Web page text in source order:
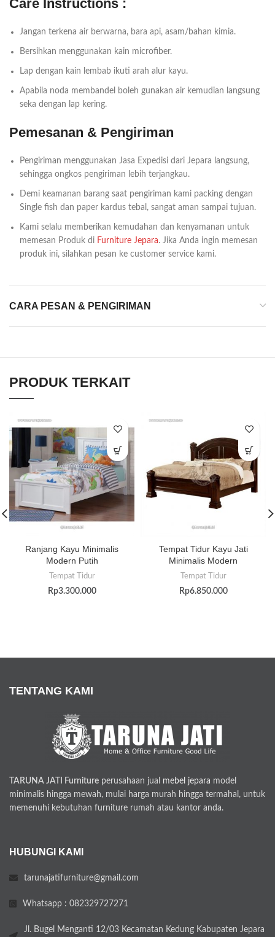
Care Instructions :
Jangan terkena air berwarna, bara api, asam/bahan kimia.
Bersihkan menggunakan kain microfiber.
Lap dengan kain lembab ikuti arah alur kayu.
Apabila noda membandel boleh gunakan air kemudian langsung
seka dengan lap kering.
Pemesanan & Pengiriman
Pengiriman menggunakan Jasa Expedisi dari Jepara langsung,
sehingga ongkos pengiriman lebih terjangkau.
Demi keamanan barang saat pengiriman kami packing dengan
Single fish dan paper kardus tebal, sangat aman sampai tujuan.
Kami selalu memberikan kemudahan dan kenyamanan untuk
memesan Produk di Furniture Jepara. Jika Anda ingin memesan
produk ini, silahkan pesan ke customer service kami.
CARA PESAN & PENGIRIMAN
PRODUK TERKAIT
Ranjang Kayu Minimalis
Modern Putih
Tempat Tidur
Rp3.300.000
Tempat Tidur Kayu Jati
Minimalis Modern
Tempat Tidur
Rp6.850.000
TENTANG KAMI
TARUNA JATI Furniture perusahaan jual mebel jepara model
minimalis hingga mewah, mulai harga murah hingga termahal, untuk
memenuhi kebutuhan furniture rumah atau kantor anda.
HUBUNGI KAMI
tarunajatifurniture@gmail.com
Whatsapp : 082329727271
Jl. Bugel Menganti 12/03 Kecamatan Kedung Kabupaten Jepara